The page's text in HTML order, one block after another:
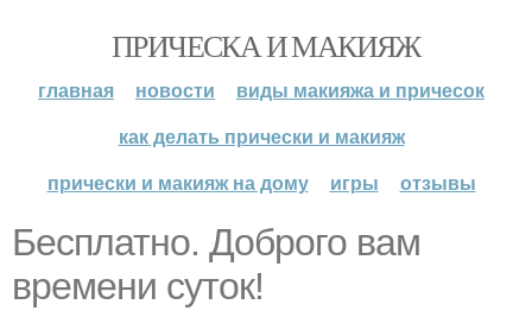
ПРИЧЕСКА И МАКИЯЖ
главная новости
виды макияжа и причесок
как делать прически и макияж
прически и макияж на дому
игры отзывы
Бесплатно. Доброго вам
времени суток!